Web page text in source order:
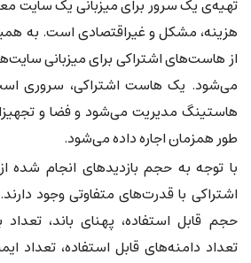
تهیه‌ی یک سرور برای میزبانی یک سایت
هزینه، مشکل و غیراقتصادی است. به
از هاست‌های اشتراکی برای میزبانی
می‌شود. یک هاست اشتراکی، سروری
هاستینگ مدیریت می‌شود و فضا و
طور همزمان اجاره داده می‌شود.
با توجه به حجم بازدیدهای انجام
اشتراکی با قدرت‌های متفاوتی وجود
حجم قابل استفاده، پهنای باند، تعداد
تعداد دامنه‌های قابل استفاده، تعداد